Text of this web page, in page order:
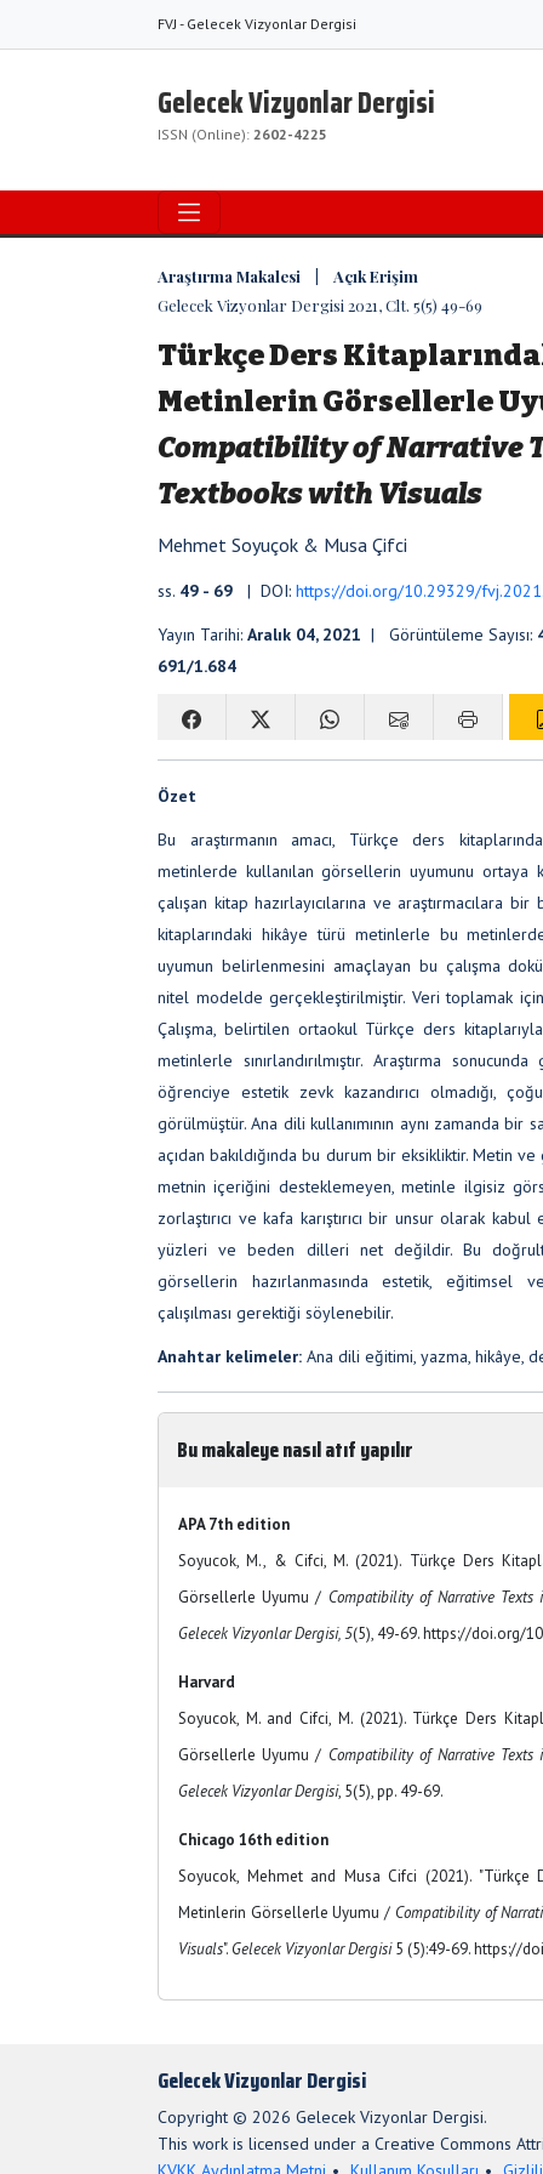
FVJ - Gelecek Vizyonlar Dergisi
Gelecek Vizyonlar Dergisi
ISSN (Online): 2602-4225
Araştırma Makalesi | Açık Erişim
Gelecek Vizyonlar Dergisi 2021, Clt. 5(5) 49-69
Türkçe Ders
Metinlerin Görsellerle
Compatibility of Narrative
Textbooks with Visuals
Mehmet Soyuçok & Musa Çifci
ss. 49 - 69 | DOI: https://doi.org/10.29329/
Yayın Tarihi: Aralık 04, 2021 | Görüntüleme Sayısı:
691/1.684
Özet
Bu araştırmanın amacı, Türkçe ders
metinlerde kullanılan görsellerin uyumunu
çalışan kitap hazırlayıcılarına ve araştırmacılara bir
kitaplarındaki hikâye türü metinlerle bu
uyumun belirlenmesini amaçlayan bu çalışma
nitel modelde gerçekleştirilmiştir. Veri toplamak için
Çalışma, belirtilen ortaokul Türkçe ders
metinlerle sınırlandırılmıştır. Araştırma
öğrenciye estetik zevk kazandırıcı olmadığı,
görülmüştür. Ana dili kullanımının aynı zamanda
açıdan bakıldığında bu durum bir eksikliktir. Metin
metnin içeriğini desteklemeyen, metinle ilgisiz
zorlaştırıcı ve kafa karıştırıcı bir unsur olarak
yüzleri ve beden dilleri net değildir. Bu
görsellerin hazırlanmasında estetik, eğitimsel
çalışılması gerektiği söylenebilir.
Anahtar kelimeler: Ana dili eğitimi, yazma, hikâye,
Bu makaleye nasıl atıf yapılır
APA 7th edition
Soyucok, M., & Cifci, M. (2021). Türkçe Ders
Görsellerle Uyumu / Compatibility of Narrative
Gelecek Vizyonlar Dergisi, 5(5), 49-69. https://doi.org/
Harvard
Soyucok, M. and Cifci, M. (2021). Türkçe Ders
Görsellerle Uyumu / Compatibility of Narrative
Gelecek Vizyonlar Dergisi, 5(5), pp. 49-69.
Chicago 16th edition
Soyucok, Mehmet and Musa Cifci (2021). "Türkçe
Metinlerin Görsellerle Uyumu / Compatibility of
Visuals". Gelecek Vizyonlar Dergisi5 (5):49-69. https://
Gelecek Vizyonlar Dergisi
Copyright © 2026 Gelecek Vizyonlar Dergisi.
This work is licensed under a Creative Commons